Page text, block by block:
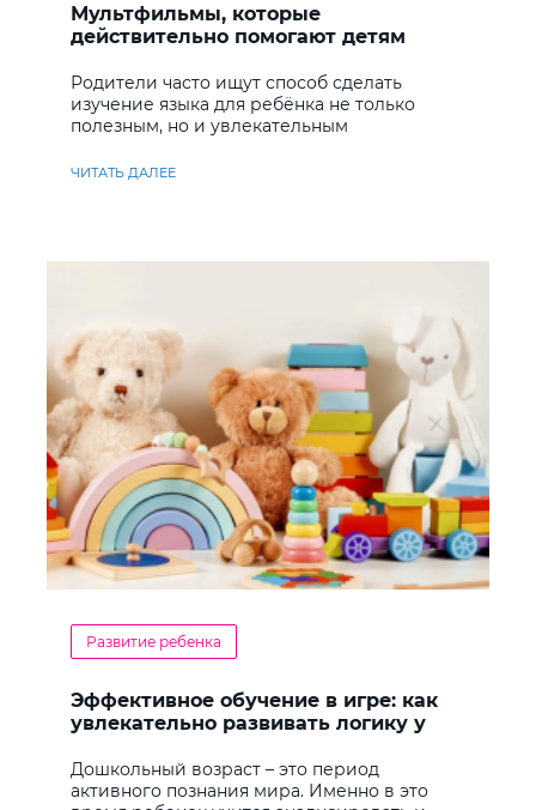
Мультфильмы, которые
действительно помогают детям
Родители часто ищут способ сделать
изучение языка для ребёнка не только
полезным, но и увлекательным
ЧИТАТЬ ДАЛЕЕ
Развитие ребенка
Эффективное обучение в игре: как
увлекательно развивать логику у
Дошкольный возраст – это период
активного познания мира. Именно в это